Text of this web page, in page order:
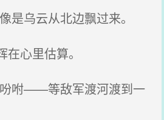
乌云从北边飘过来。
心里估算。
咐——等敌军渡河渡到一